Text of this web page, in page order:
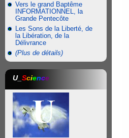
Vers le grand Baptême
INFORMATIONNEL, la
Grande Pentecôte
Les Sons de la Liberté, de
la Libération, de la
Délivrance
(Plus de détails)
U_ Science